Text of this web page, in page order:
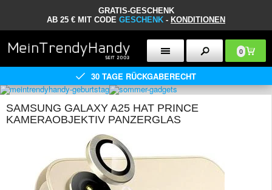
GRATIS-GESCHENK
AB 25 € MIT CODE GESCHENK - KONDITIONEN
0
30 TAGE RÜCKGABERECHT
SAMSUNG GALAXY A25 HAT PRINCE
KAMERAOBJEKTIV PANZERGLAS